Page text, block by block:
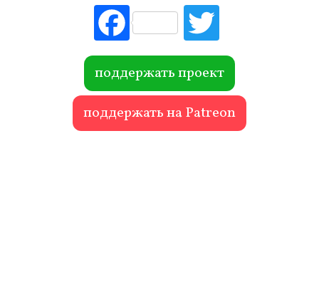
Fac
ebo
ok r
поддержать проект
поддержать на Patreon